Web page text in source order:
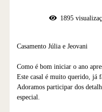
1895
Casamento Júlia e Jeovani
Como é bom iniciar o ano
Este casal é muito querido, já
Adoramos participar dos
especial.